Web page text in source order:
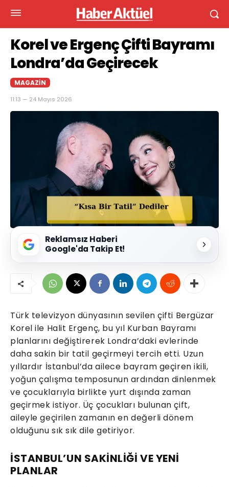
Korel ve Ergenç Çifti Bayramı
Londra’da Geçirecek
MAGAZIN
11:13 — 24 Mayıs 2026
Reklamsız Haberi
Google'da Takip Et!
Türk televizyon dünyasının sevilen çifti Bergüzar
Korel ile Halit Ergenç, bu yıl Kurban Bayramı
planlarını değiştirerek Londra’daki evlerinde
daha sakin bir tatil geçirmeyi tercih etti. Uzun
yıllardır İstanbul’da ailece bayram geçiren ikili,
yoğun çalışma temposunun ardından dinlenmek
ve çocuklarıyla birlikte yurt dışında zaman
geçirmek istiyor. Üç çocukları bulunan çift,
aileyle geçirilen zamanın en değerli dönem
olduğunu sık sık dile getiriyor.
İSTANBUL’UN SAKİNLİĞİ VE YENİ
PLANLAR